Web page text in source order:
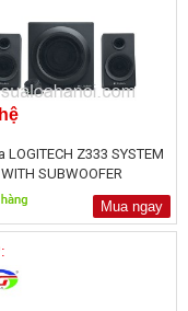
LOGITECH Z333 SYSTEM
WITH SUBWOOFER
Mua ngay